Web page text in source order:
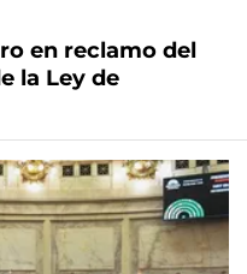
en reclamo del
la Ley de